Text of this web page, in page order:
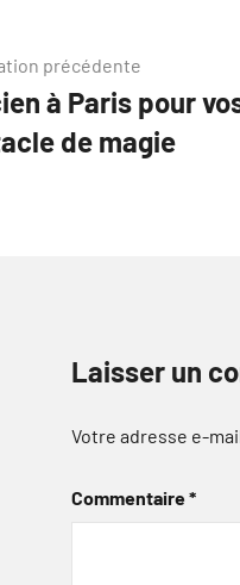
précédente
à Paris pour
de magie
Laisser un
Votre adresse e-
Commentaire*